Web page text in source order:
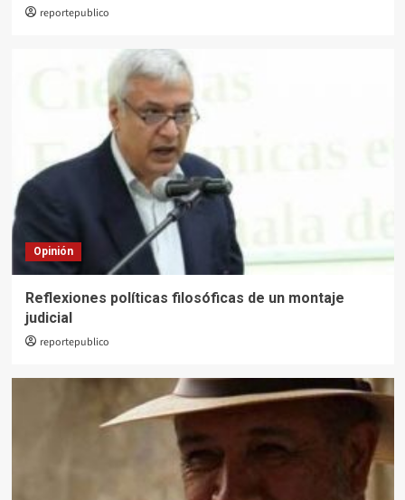
reportepublico
Opinión
Reflexiones políticas filosóficas de un montaje
judicial
reportepublico